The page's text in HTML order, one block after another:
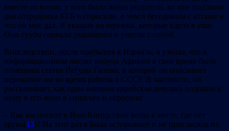
вместе со всеми, у кого были живы родители, ко мне подошли
два сотрудника КГБ и спросили, о чем я беседовала с атташе и
что он мне дал. Я указала на сережки, которые вдела в уши.
Они грубо сорвали украшения и унесли с собой.
Впоследствии, после прибытия в Израиль, я узнала, что в
информационном листке кибуца Афиким в свое время была
помещена статья Йеѓуды Ѓалеви, в которой он описывает
пережитое им во время работы в СССР. В частности, он
рассказывает, как одна наивная еврейская девушка подошла к
нему и его жене в синагоге и спросила:
– Как вы носите в Йом‐Кипур свои вещи в месте, где нет
эрува(13)? На этот раз я была осторожнее и не пригласила их